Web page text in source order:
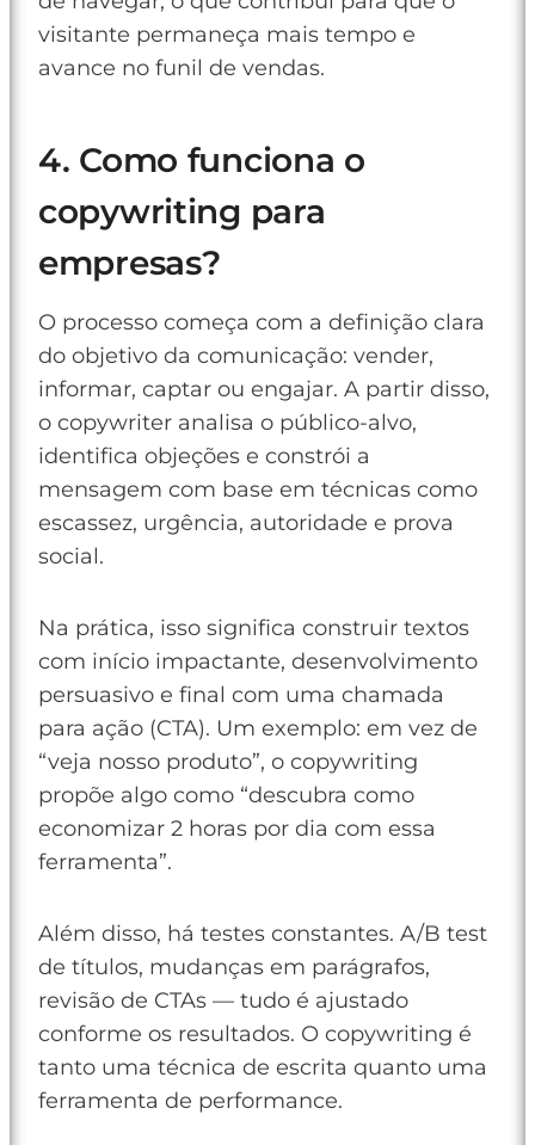
visitante permaneça mais tempo e
avance no funil de vendas.
4. Como funciona o
copywriting para
empresas?
O processo começa com a definição clara
do objetivo da comunicação: vender,
informar, captar ou engajar. A partir disso,
o copywriter analisa o público-alvo,
identifica objeções e constrói a
mensagem com base em técnicas como
escassez, urgência, autoridade e prova
social.
Na prática, isso significa construir textos
com início impactante, desenvolvimento
persuasivo e final com uma chamada
para ação (CTA). Um exemplo: em vez de
“veja nosso produto”, o copywriting
propõe algo como “descubra como
economizar 2 horas por dia com essa
ferramenta”.
Além disso, há testes constantes. A/B test
de títulos, mudanças em parágrafos,
revisão de CTAs — tudo é ajustado
conforme os resultados. O copywriting é
tanto uma técnica de escrita quanto uma
ferramenta de performance.